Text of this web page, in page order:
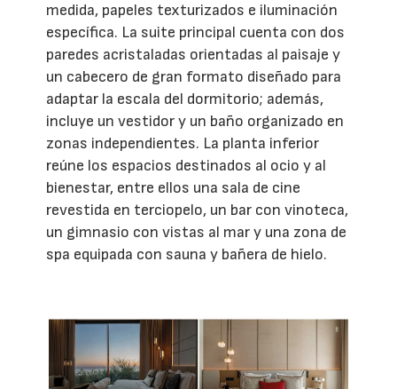
medida, papeles texturizados e iluminación
específica. La suite principal cuenta con dos
paredes acristaladas orientadas al paisaje y
un cabecero de gran formato diseñado para
adaptar la escala del dormitorio; además,
incluye un vestidor y un baño organizado en
zonas independientes. La planta inferior
reúne los espacios destinados al ocio y al
bienestar, entre ellos una sala de cine
revestida en terciopelo, un bar con vinoteca,
un gimnasio con vistas al mar y una zona de
spa equipada con sauna y bañera de hielo.